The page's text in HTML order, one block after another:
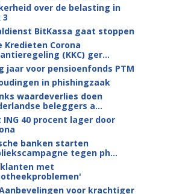
over de belasting in
3
BitKassa gaat stoppen
Kredieten Corona
(KKC) ger...
jaar voor pensioenfonds PTM
in phishingzaak
waardeverlies doen
beleggers a...
ING 40 procent lager door
banken starten
tegen ph...
met
voor krachtiger